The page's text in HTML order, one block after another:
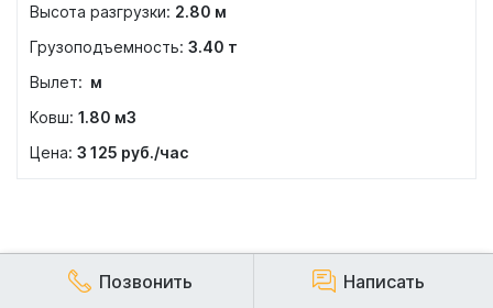
2.80 м
3.40 т
м
1.80 м3
3 125 руб./час
Позвонить Написать